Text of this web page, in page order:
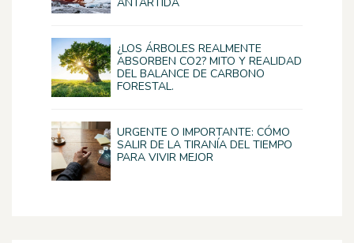
ANTÁRTIDA
¿LOS ÁRBOLES REALMENTE
ABSORBEN CO2? MITO Y REALIDAD
DEL BALANCE DE CARBONO
FORESTAL.
URGENTE O IMPORTANTE: CÓMO
SALIR DE LA TIRANÍA DEL TIEMPO
PARA VIVIR MEJOR